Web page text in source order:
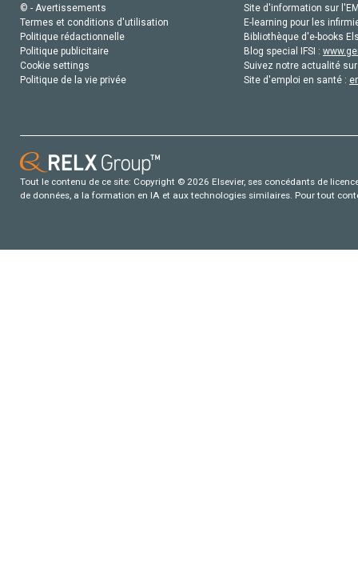
© - Avertissements
Termes et conditions d'utilisation
Politique rédactionnelle
Politique publicitaire
Cookie settings
Politique de la vie privée
Site d'information sur
E-learning pour les
Bibliothèque d'e-books
Blog special IFSI :
Suivez notre actualité
Site d'emploi en santé :
Tout le contenu de ce site: Copyright © 2026 Elsevier, ses concédants de
de données, a la formation en IA et aux technologies similaires. Pour tout